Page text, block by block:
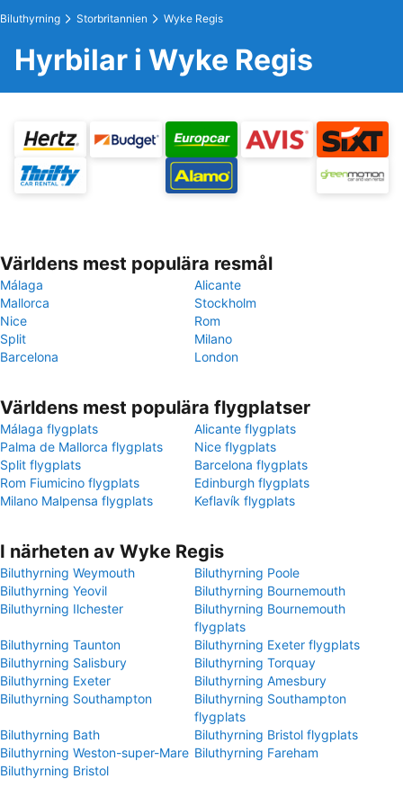
Biluthyrning Storbritannien Wyke Regis
Hyrbilar i Wyke Regis
Världens mest populära resmål
Málaga
Alicante
Mallorca
Stockholm
Nice
Rom
Split
Milano
Barcelona
London
Världens mest populära flygplatser
Málaga flygplats
Alicante flygplats
Palma de Mallorca flygplats
Nice flygplats
Split flygplats
Barcelona flygplats
Rom Fiumicino flygplats
Edinburgh flygplats
Milano Malpensa flygplats
Keflavík flygplats
I närheten av Wyke Regis
Biluthyrning Weymouth
Biluthyrning Poole
Biluthyrning Yeovil
Biluthyrning Bournemouth
Biluthyrning Ilchester
Biluthyrning Bournemouth
flygplats
Biluthyrning Taunton
Biluthyrning Exeter flygplats
Biluthyrning Salisbury
Biluthyrning Torquay
Biluthyrning Exeter
Biluthyrning Amesbury
Biluthyrning Southampton
Biluthyrning Southampton
flygplats
Biluthyrning Bath
Biluthyrning Bristol flygplats
Biluthyrning Weston-super-Mare Biluthyrning Fareham
Biluthyrning Bristol